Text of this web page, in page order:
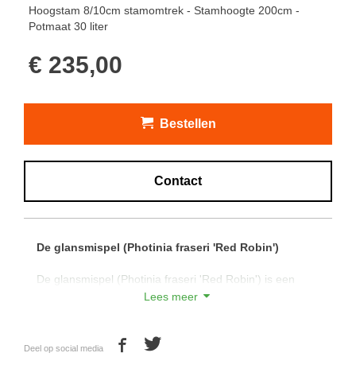
Hoogstam 8/10cm stamomtrek - Stamhoogte 200cm -
Potmaat 30 liter
€ 235,00
Bestellen
Contact
De glansmispel (Photinia fraseri 'Red Robin')
De glansmispel (Photinia fraseri 'Red Robin') is een
winterharde bladhoudende boom die in vele variaties
De Photinia fraseri 'Red Robin' wordt veel toegepast als
Lees meer
Deel op social media